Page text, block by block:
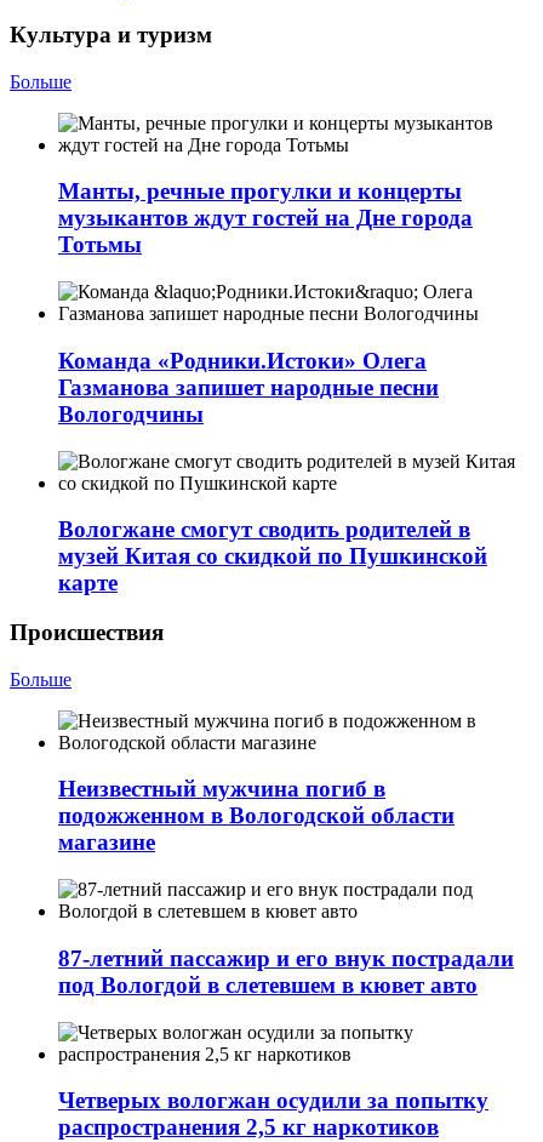
Культура и туризм
Больше
Манты, речные прогулки и концерты
музыкантов ждут гостей на Дне города
Тотьмы
Команда «Родники.Истоки» Олега
Газманова запишет народные песни
Вологодчины
Вологжане смогут сводить родителей в
музей Китая со скидкой по Пушкинской
карте
Происшествия
Больше
Неизвестный мужчина погиб в
подожженном в Вологодской области
магазине
87-летний пассажир и его внук пострадали
под Вологдой в слетевшем в кювет авто
Четверых вологжан осудили за попытку
распространения 2,5 кг наркотиков